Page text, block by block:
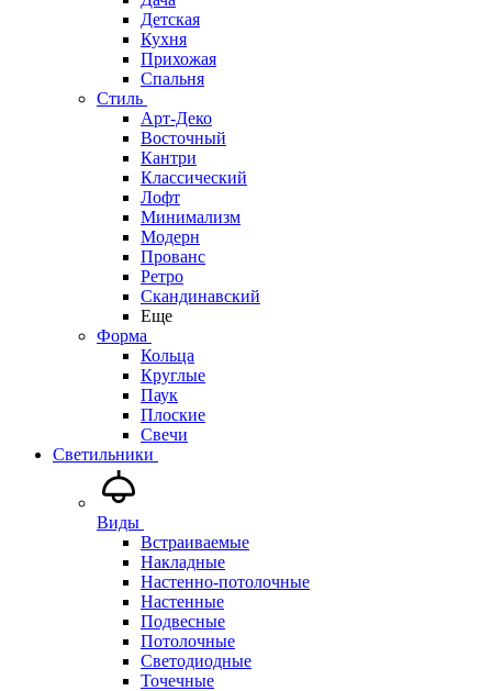
Детская
Кухня
Прихожая
Спальня
Стиль
Арт-Деко
Восточный
Кантри
Классический
Лофт
Минимализм
Модерн
Прованс
Ретро
Скандинавский
Еще
Форма
Кольца
Круглые
Паук
Плоские
Свечи
Светильники
Виды
Встраиваемые
Накладные
Настенно-потолочные
Настенные
Подвесные
Потолочные
Светодиодные
Точечные